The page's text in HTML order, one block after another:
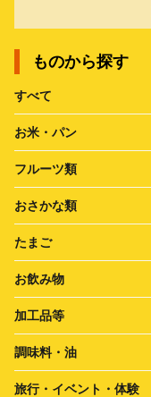
ものから探す
すべて
お米・パン
フルーツ類
おさかな類
たまご
お飲み物
加工品等
調味料・油
旅行・イベント・体験